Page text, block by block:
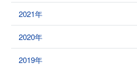
2021年
2020年
2019年